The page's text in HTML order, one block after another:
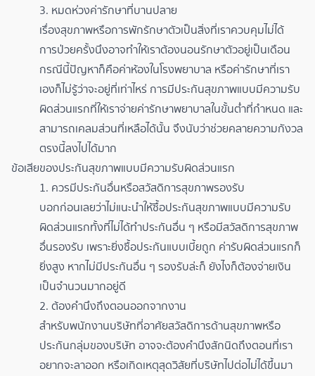
3. หมดห่วงค่ารักษาที่บานปลาย
เรื่องสุขภาพหรือการพักรักษาตัวเป็นสิ่งที่เราควบคุมไม่ได้
การป่วยครั้งนึงอาจทำให้เราต้องนอนรักษาตัวอยู่เป็นเดือน
กรณีนี้ปัญหาก็คือค่าห้องในโรงพยาบาล หรือค่ารักษาที่เรา
เองก็ไม่รู้ว่าจะอยู่ที่เท่าไหร่ การมีประกันสุขภาพแบบมีความรับ
ผิดส่วนแรกที่ให้เราจ่ายค่ารักษาพยาบาลในขั้นต่ำที่กำหนด และ
สามารถเคลมส่วนที่เหลือได้นั้น จึงนับว่าช่วยคลายความกังวล
ตรงนี้ลงไปได้มาก
ข้อเสียของประกันสุขภาพแบบมีความรับผิดส่วนแรก
1. ควรมีประกันอื่นหรือสวัสดิการสุขภาพรองรับ
บอกก่อนเลยว่าไม่แนะนำให้ซื้อประกันสุขภาพแบบมีความรับ
ผิดส่วนแรกทั้งที่ไม่ได้ทำประกันอื่น ๆ หรือมีสวัสดิการสุขภาพ
อื่นรองรับ เพราะยิ่งซื้อประกันแบบเบี้ยถูก ค่ารับผิดส่วนแรกก็
ยิ่งสูง หากไม่มีประกันอื่น ๆ รองรับล่ะก็ ยังไงก็ต้องจ่ายเงิน
เป็นจำนวนมากอยู่ดี
2. ต้องคำนึงถึงตอนออกจากงาน
สำหรับพนักงานบริษัทที่อาศัยสวัสดิการด้านสุขภาพหรือ
ประกันกลุ่มของบริษัท อาจจะต้องคำนึงสักนิดถึงตอนที่เรา
อยากจะลาออก หรือเกิดเหตุสุดวิสัยที่บริษัทไปต่อไม่ได้ขึ้นมา